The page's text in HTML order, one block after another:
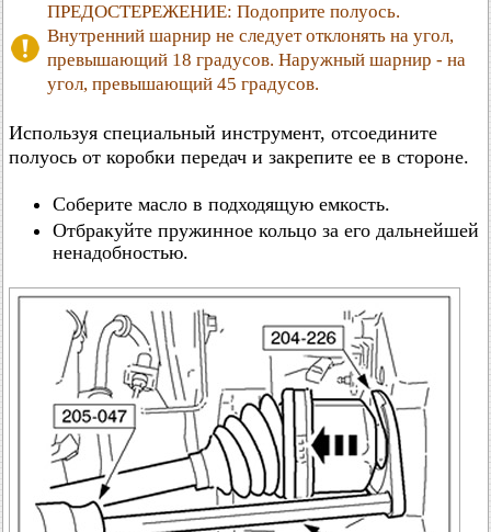
ПРЕДОСТЕРЕЖЕНИЕ: Подоприте полуось.
Внутренний шарнир не следует отклонять на угол,
превышающий 18 градусов. Наружный шарнир - на
угол, превышающий 45 градусов.
Используя специальный инструмент, отсоедините
полуось от коробки передач и закрепите ее в стороне.
Соберите масло в подходящую емкость.
Отбракуйте пружинное кольцо за его дальнейшей
ненадобностью.